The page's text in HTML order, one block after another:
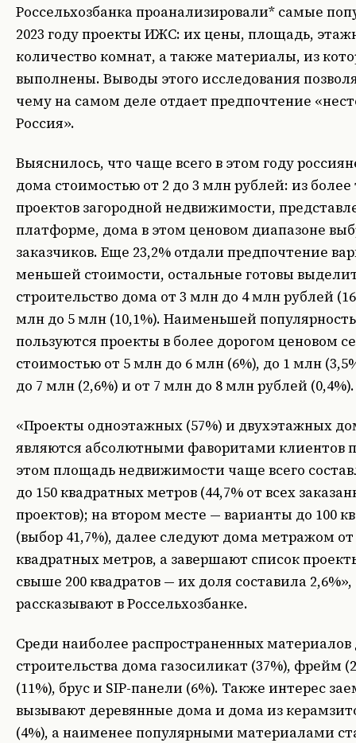
Россельхозбанка проанализировали* самые
2023 году проекты ИЖС: их цены, площадь,
количество комнат, а также материалы, из
выполнены. Выводы этого исследования
чему на самом деле отдает предпочтение
Россия».
Выяснилось, что чаще всего в этом году
дома стоимостью от 2 до 3 млн рублей: из более
проектов загородной недвижимости,
платформе, дома в этом ценовом диапазоне
заказчиков. Еще 23,2% отдали предпочтение
меньшей стоимости, остальные готовы
строительство дома от 3 млн до 4 млн рублей
млн до 5 млн (10,1%). Наименьшей
пользуются проекты в более дорогом ценовом
стоимостью от 5 млн до 6 млн (6%), до 1 млн
до 7 млн (2,6%) и от 7 млн до 8 млн рублей (0,4%).
«Проекты одноэтажных (57%) и двухэтажных
являются абсолютными фаворитами клиентов
этом площадь недвижимости чаще всего
до 150 квадратных метров (44,7% от всех
проектов); на втором месте — варианты до 100
(выбор 41,7%), далее следуют дома метражом от
квадратных метров, а завершают список
свыше 200 квадратов — их доля составила
рассказывают в Россельхозбанке.
Среди наиболее распространенных материалов
строительства дома газосиликат (37%), фрейм
(11%), брус и SIP-панели (6%). Также интерес
вызывают деревянные дома и дома из
(4%), а наименее популярными материалами